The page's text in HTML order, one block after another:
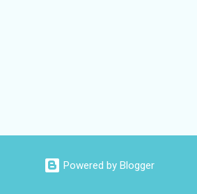
Powered by Blogger